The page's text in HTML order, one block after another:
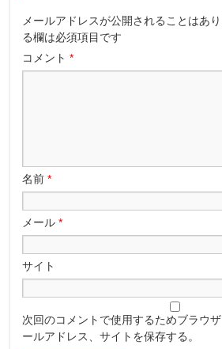
メールアドレスが公開されることはあり
る欄は必須項目です
コメント*
名前*
メール*
サイト
次回のコメントで使用するためブラウ
ールアドレス、サイトを保存する。